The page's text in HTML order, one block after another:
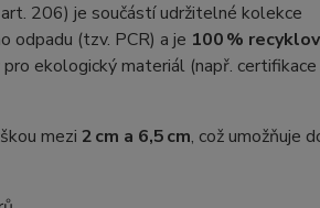
206) je součástí udržitelné kolekce
odpadu (tzv. PCR) a je 100 %
ekologický materiál (např. certifikace
mezi 2 cm a 6,5 cm, což umožňuje